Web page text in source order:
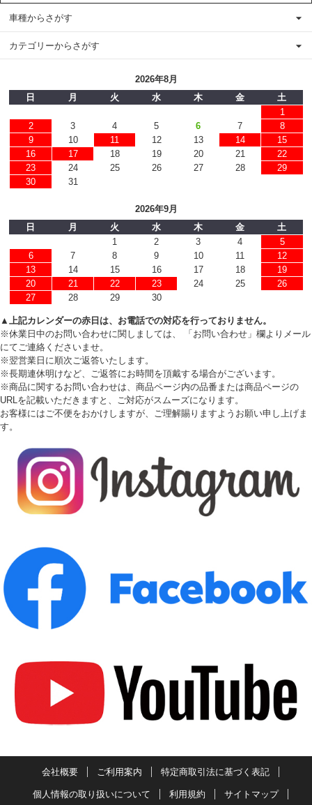
車種からさがす
カテゴリーからさがす
2026年8月
日
月 火 水 木 金
土
1
2
3 4 5 6 7
8
9
10 11 12 13 14
15
16
17 18 19 20 21
22
23
24 25 26 27 28
29
30
31
2026年9月
日
月 火 水 木 金
土
1
2 3 4
5
6
7 8 9 10 11
12
13
14 15 16 17 18
19
20
21 22 23 24 25
26
27
28 29 30
▲上記カレンダーの赤日は、お電話での対応を行っておりません。
※休業日中のお問い合わせに関しましては、 「お問い合わせ」欄よりメール
にてご連絡くださいませ。
※翌営業日に順次ご返答いたします。
※長期連休明けなど、ご返答にお時間を頂戴する場合がございます。
※商品に関するお問い合わせは、商品ページ内の品番または商品ページの
URLを記載いただきますと、ご対応がスムーズになります。
お客様にはご不便をおかけしますが、ご理解賜りますようお願い申し上げま
す。
会社概要 ご利用案内 特定商取引法に基づく表記
個人情報の取り扱いについて 利用規約 サイトマップ